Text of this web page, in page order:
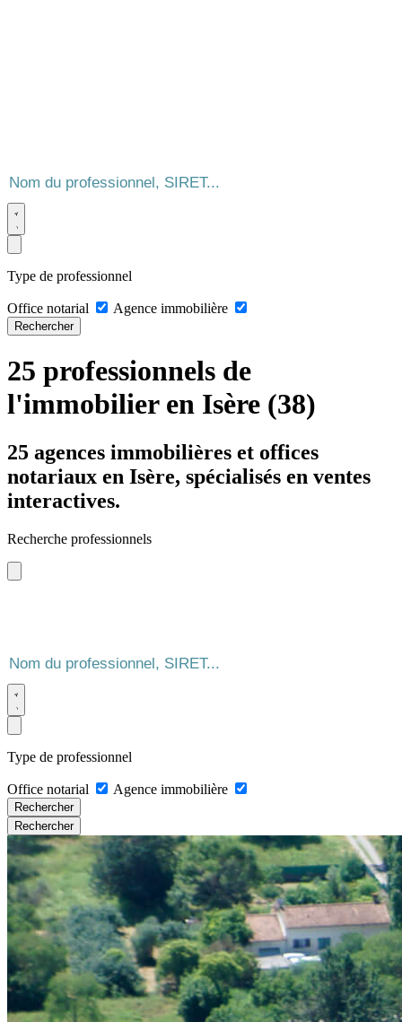
Type de professionnel
Office notarial Agence immobilière
Rechercher
25 professionnels de
l'immobilier en Isère (38)
25 agences immobilières et offices
notariaux en Isère, spécialisés en ventes
interactives.
Recherche professionnels
Type de professionnel
Office notarial Agence immobilière
Rechercher
Rechercher